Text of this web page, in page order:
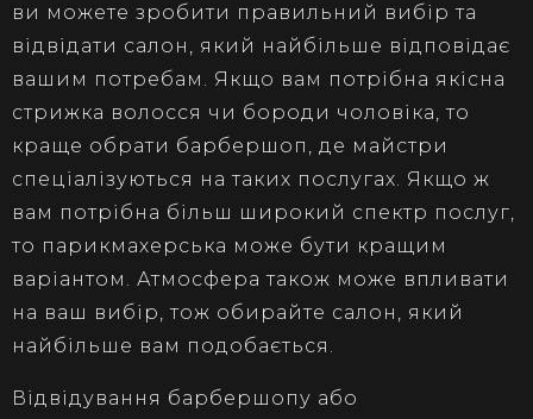
ви можете зробити правильний вибір та
відвідати салон, який найбільше відповідає
вашим потребам. Якщо вам потрібна якісна
стрижка волосся чи бороди чоловіка, то
краще обрати барбершоп, де майстри
спеціалізуються на таких послугах. Якщо ж
вам потрібна більш широкий спектр послуг,
то парикмахерська може бути кращим
варіантом. Атмосфера також може впливати
на ваш вибір, тож обирайте салон, який
найбільше вам подобається.
Відвідування барбершопу або